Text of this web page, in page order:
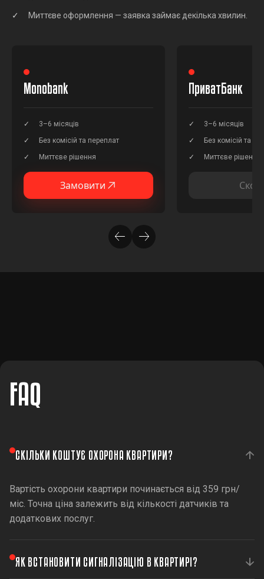
Миттєве оформлення — заявка займає декілька хвилин.
Monobank
3–6 місяців
Без комісій та переплат
Миттєве рішення
Замовити
ПриватБанк
3–6 місяців
Без комісій та
Миттєве рішення
FAQ
СКІЛЬКИ КОШТУЄ ОХОРОНА КВАРТИРИ?
Вартість охорони квартири починається від 359 грн/
міс. Точна ціна залежить від кількості датчиків та
додаткових послуг.
ЯК ВСТАНОВИТИ СИГНАЛІЗАЦІЮ В КВАРТИРІ?